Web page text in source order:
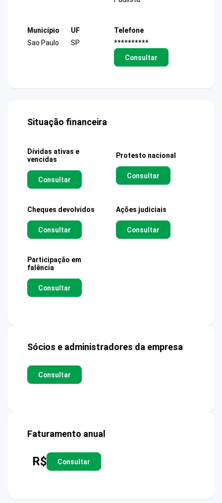
Município
Sao Paulo
UF
SP
Telefone
**********
Consultar
Situação financeira
Dívidas ativas e
vencidas
Consultar
Protesto nacional
Consultar
Cheques devolvidos
Consultar
Ações judiciais
Consultar
Participação em
falência
Consultar
Sócios e administradores da empresa
Consultar
Faturamento anual
R$ Consultar